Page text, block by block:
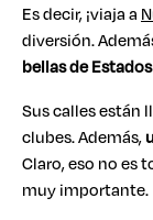
Es decir, ¡viaja a
diversión.
bellas de
Sus calles están
clubes. Además,
Claro, eso no es
muy importante.